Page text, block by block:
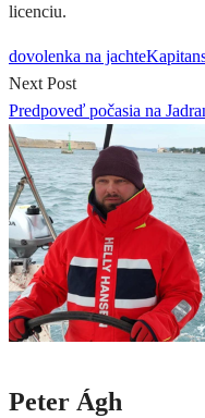
licenciu.
dovolenka na jachte
Next Post
Predpoveď počasia na
Peter Ágh